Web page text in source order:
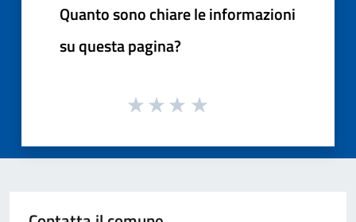
Quanto sono chiare le informazioni
su questa pagina?